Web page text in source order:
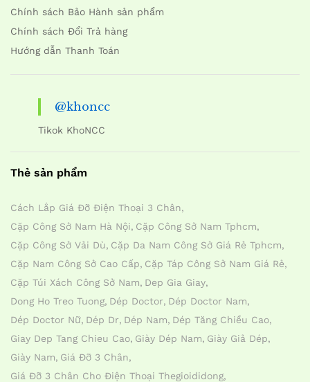
Chính sách Bảo Hành sản phẩm
Chính sách Đổi Trả hàng
Hướng dẫn Thanh Toán
@khoncc
Tikok KhoNCC
Thẻ sản phẩm
Cách Lắp Giá Đỡ Điện Thoại 3 Chân
Cặp Công Sở Nam Hà Nội Cặp Công Sở Nam Tphcm
Cặp Công Sở Vải Dù Cặp Da Nam Công Sở Giá Rẻ Tphcm
Cặp Nam Công Sở Cao Cấp Cặp Táp Công Sở Nam Giá Rẻ
Cặp Túi Xách Công Sở Nam Dep Gia Giay
Dong Ho Treo Tuong Dép Doctor Dép Doctor Nam
Dép Doctor Nữ Dép Dr Dép Nam Dép Tăng Chiều Cao
Giay Dep Tang Chieu Cao Giày Dép Nam Giày Giả Dép
Giày Nam Giá Đỡ 3 Chân
Giá Đỡ 3 Chân Cho Điện Thoại Thegioididong